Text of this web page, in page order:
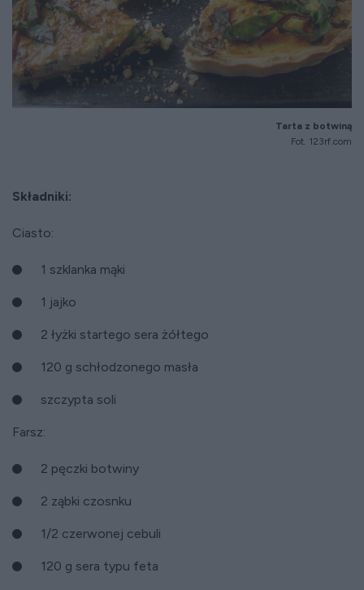
Tarta z botwiną
Fot. 123rf.com
Składniki:
Ciasto:
1 szklanka mąki
1 jajko
2 łyżki startego sera żółtego
120 g schłodzonego masła
szczypta soli
Farsz:
2 pęczki botwiny
2 ząbki czosnku
1/2 czerwonej cebuli
120 g sera typu feta